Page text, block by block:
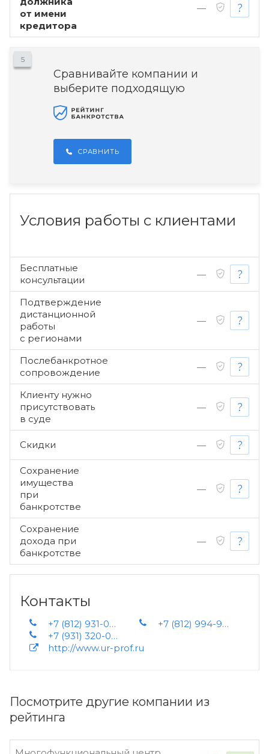
Посмотрите другие компании из
рейтинга
от имени
кредитора
—
5
Сравнивайте компании и
выберите подходящую
СРАВНИТЬ
Условия работы с клиентами
Бесплатные
консультации
—
Подтверждение
дистанционной
работы
с регионами
—
Послебанкротное
сопровождение
—
Клиенту нужно
присутствовать
в суде
—
Скидки —
Сохранение
имущества
при
банкротстве
—
Сохранение
дохода при
банкротстве
—
Контакты
+7 (812) 931-06-77
+7 (812) 994-99-51
+7 (931) 320-05-53
http://www.ur-prof.ru